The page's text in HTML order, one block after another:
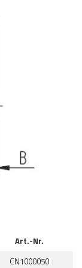
Art.-Nr.
CN1000050